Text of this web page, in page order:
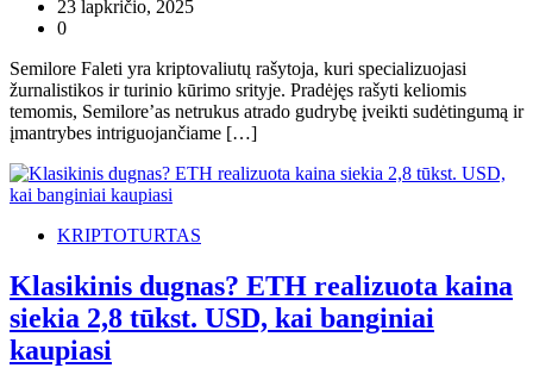
23 lapkričio, 2025
0
Semilore Faleti yra kriptovaliutų rašytoja, kuri specializuojasi
žurnalistikos ir turinio kūrimo srityje. Pradėjęs rašyti keliomis
temomis, Semilore’as netrukus atrado gudrybę įveikti sudėtingumą ir
įmantrybes intriguojančiame […]
KRIPTOTURTAS
Klasikinis dugnas? ETH realizuota kaina
siekia 2,8 tūkst. USD, kai banginiai
kaupiasi